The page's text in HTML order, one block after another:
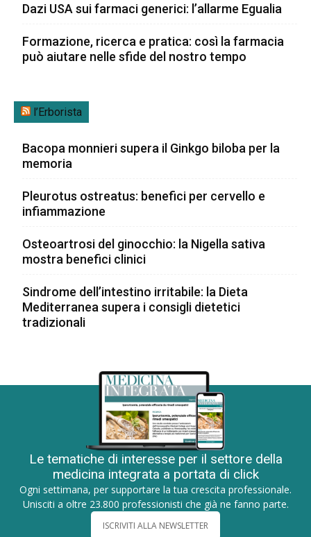
Dazi USA sui farmaci generici: l’allarme Egualia
Formazione, ricerca e pratica: così la farmacia
può aiutare nelle sfide del nostro tempo
l’Erborista
Bacopa monnieri supera il Ginkgo biloba per la
memoria
Pleurotus ostreatus: benefici per cervello e
infiammazione
Osteoartrosi del ginocchio: la Nigella sativa
mostra benefici clinici
Sindrome dell’intestino irritabile: la Dieta
Mediterranea supera i consigli dietetici
tradizionali
Le tematiche di interesse per il settore della
medicina integrata a portata di click
Ogni settimana, per supportare la tua crescita professionale.
Unisciti a oltre 23.800 professionisti che già ne fanno parte.
ISCRIVITI ALLA NEWSLETTER